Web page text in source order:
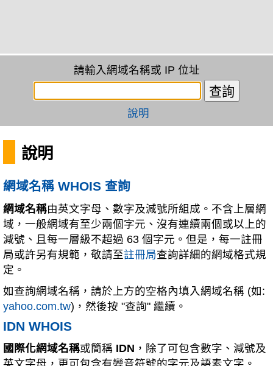
請輸入網域名稱或 IP 位址
說明
說明
網域名稱 WHOIS 查詢
網域名稱由英文字母、數字及減號所組成。不含上層網
域，一般網域有至少兩個字元、沒有連續兩個或以上的
減號、且每一層級不超過 63 個字元。但是，每一註冊
局或許另有規範，敬請至註冊局查詢詳細的網域格式規
定。
如查詢網域名稱，請於上方的空格內填入網域名稱 (如:
yahoo.com.tw)，然後按 "查詢" 繼續。
IDN WHOIS
國際化網域名稱或簡稱 IDN ，除了可包含數字、減號及
英文字母，更可包含有變音符號的字元及語素文字。